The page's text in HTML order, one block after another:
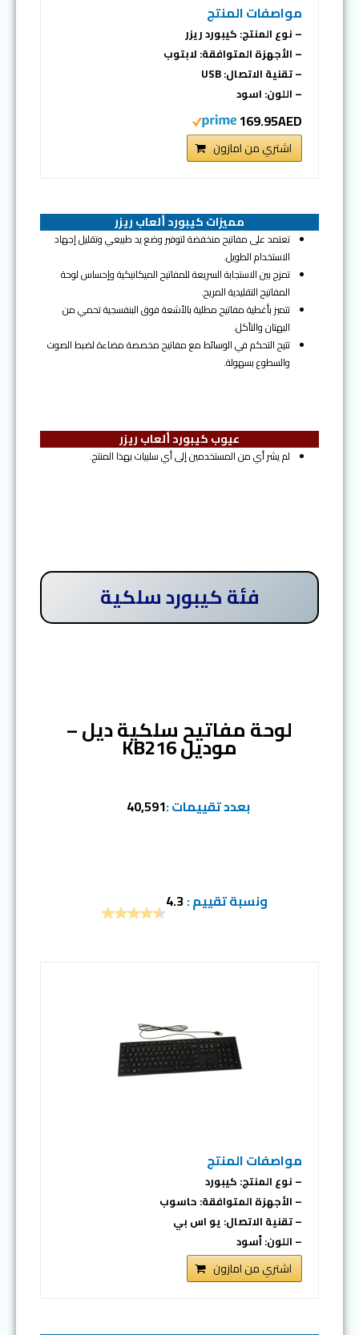
مواصفات المنتج
– نوع المنتج: كيبورد ريزر
– الأجهزة المتوافقة: لابتوب
– تقنية الاتصال: USB
– اللون: اسود
169.95AED
اشتري من امازون
مميزات كيبورد ألعاب ريزر
تعتمد على مفاتيح منخفضة لتوفير وضع يد طبيعي وتقليل إجهاد
الاستخدام الطويل.
تمزج بين الاستجابة السريعة للمفاتيح الميكانيكية وإحساس لوحة
المفاتيح التقليدية المريح.
تتميز بأغطية مفاتيح مطلية بالأشعة فوق البنفسجية تحمي من
البهتان والتآكل.
تتيح التحكم في الوسائط مع مفاتيح مخصصة مضاءة لضبط الصوت
والسطوع بسهولة.
عيوب كيبورد ألعاب ريزر
لم يشر أي من المستخدمين إلى أي سلبيات بهذا المنتج.
فئة كيبورد سلكية
لوحة مفاتيح سلكية ديل –
موديل KB216
بعدد تقييمات :40,591
ونسبة تقييم :4.3
مواصفات المنتج
– نوع المنتج: كيبورد
– الأجهزة المتوافقة: حاسوب
– تقنية الاتصال: يو اس بي
– اللون: أسود
اشتري من امازون